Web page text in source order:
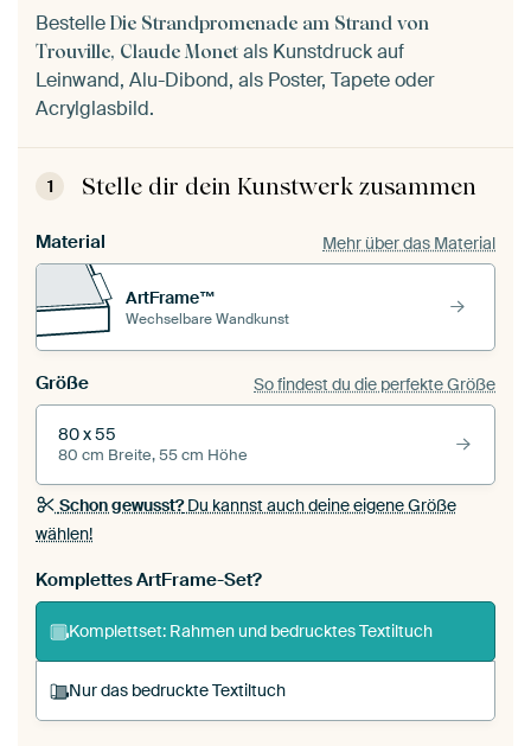
Bestelle Die Strandpromenade am Strand von
Trouville, Claude Monet als Kunstdruck auf
Leinwand, Alu-Dibond, als Poster, Tapete oder
Acrylglasbild.
1 Stelle dir dein Kunstwerk zusammen
Material Mehr über das Material
ArtFrame™
Wechselbare Wandkunst
Größe So findest du die perfekte Größe
80 x 55
80 cm Breite, 55 cm Höhe
Schon gewusst?Du kannst auch deine eigene Größe
wählen!
Komplettes ArtFrame-Set?
Komplettset: Rahmen und bedrucktes Textiltuch
Nur das bedruckte Textiltuch